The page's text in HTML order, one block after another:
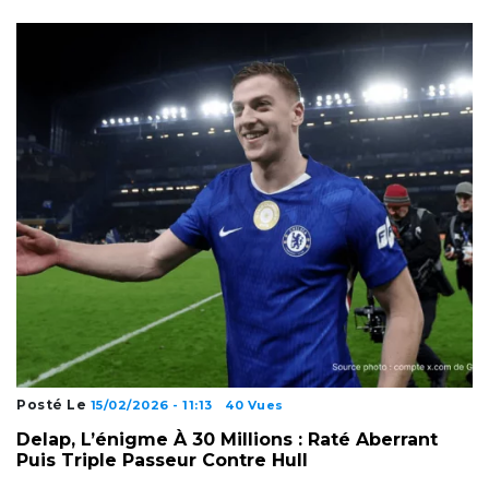
Posté Le 15/02/2026 - 11:13 40 Vues
Delap, L’énigme À 30 Millions : Raté Aberrant
Puis Triple Passeur Contre Hull